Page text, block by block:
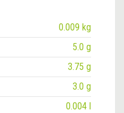
0.009 kg
5.0 g
3.75 g
3.0 g
0.004 l